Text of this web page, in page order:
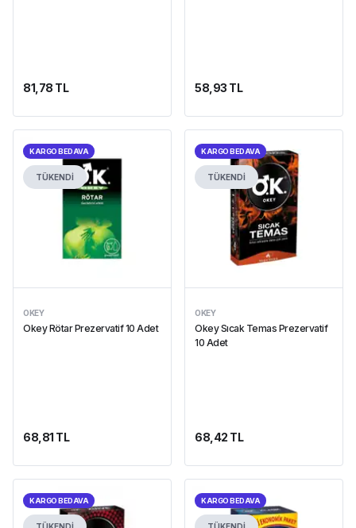
81,78 TL 58,93 TL
KARGO BEDAVA
TÜKENDİ
OKEY
Okey Rötar Prezervatif 10 Adet
68,81 TL
KARGO BEDAVA
TÜKENDİ
OKEY
Okey Sıcak Temas Prezervatif
10 Adet
68,42 TL
KARGO BEDAVA KARGO BEDAVA